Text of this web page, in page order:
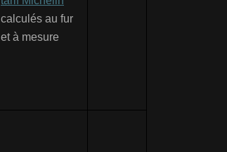
calculés au fur
et à mesure